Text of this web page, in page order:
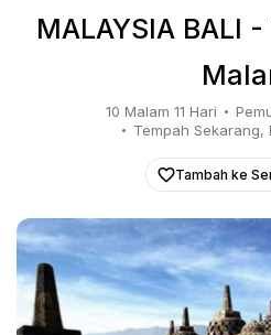
MALAYSIA BALI -
10 Malam 11 Hari
Tempah Sekarang,
Tambah ke